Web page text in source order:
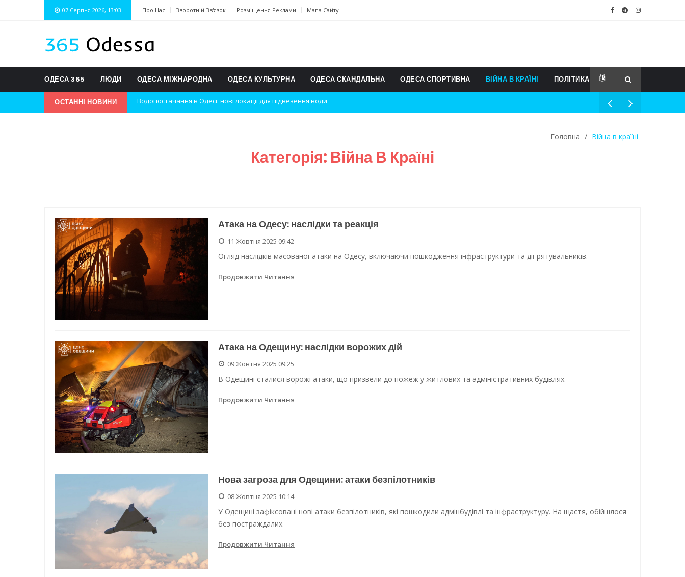
07 Серпня 2026, 13:03 Про Нас Зворотній Зв'язок Розміщення Реклами Мапа Сайту
ОДЕСА 365 ЛЮДИ ОДЕСА МІЖНАРОДНА ОДЕСА КУЛЬТУРНА ОДЕСА СКАНДАЛЬНА ОДЕСА СПОРТИВНА ВІЙНА В КРАЇНІ ПОЛІТИКА
ОСТАННІ НОВИНИ Нічна атака на Одесу: наслідки вибухів
Успіхи одеситів на європейському чемпіонаті з карате
Нічна атака на Одесу: наслідки обстрілу
Енергетична підтримка для Одеси
Водопостачання в Одесі: нові локації для підвезення води
Головна / Війна в країні
Категорія: Війна В Країні
Атака на Одесу: наслідки та реакція
11 Жовтня 2025 09:42
Огляд наслідків масованої атаки на Одесу, включаючи пошкодження інфраструктури та дії рятувальників.
Продовжити Читання
Атака на Одещину: наслідки ворожих дій
09 Жовтня 2025 09:25
В Одещині сталися ворожі атаки, що призвели до пожеж у житлових та адміністративних будівлях.
Продовжити Читання
Нова загроза для Одещини: атаки безпілотників
08 Жовтня 2025 10:14
У Одещині зафіксовані нові атаки безпілотників, які пошкодили адмінбудівлі та інфраструктуру. На щастя, обійшлося
без постраждалих.
Продовжити Читання